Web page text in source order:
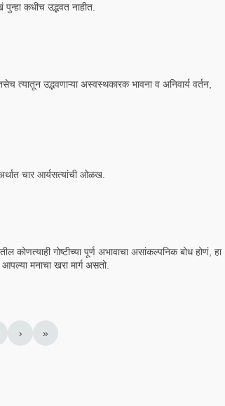
कधीच उद्भवत नाहीत.
उद्भवणाऱ्या अस्वस्थकारक भावना व अनिवार्य वर्तन,
चार आर्यसत्यांची ओळख.
गोष्टीच्या पूर्ण अभावाचा असांकल्पनिक बोध होणं, हा
मनाचा खरा मार्ग असतो.
› »